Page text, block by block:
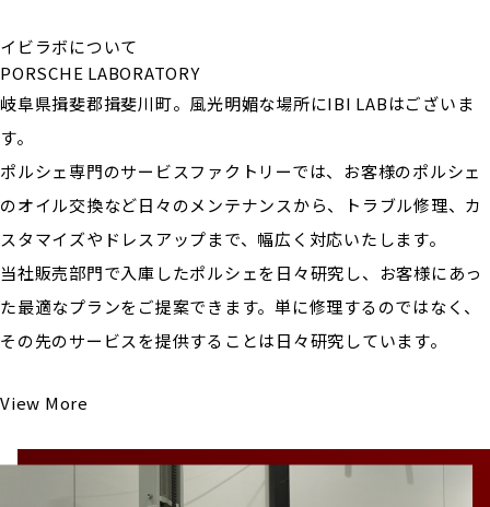
イビラボについて
PORSCHE LABORATORY
岐阜県揖斐郡揖斐川町。風光明媚な場所にIBI LABはございま
す。
ポルシェ専門のサービスファクトリーでは、お客様のポルシェ
のオイル交換など日々のメンテナンスから、トラブル修理、カ
スタマイズやドレスアップまで、幅広く対応いたします。
当社販売部門で入庫したポルシェを日々研究し、お客様にあっ
た最適なプランをご提案できます。単に修理するのではなく、
その先のサービスを提供することは日々研究しています。
View More